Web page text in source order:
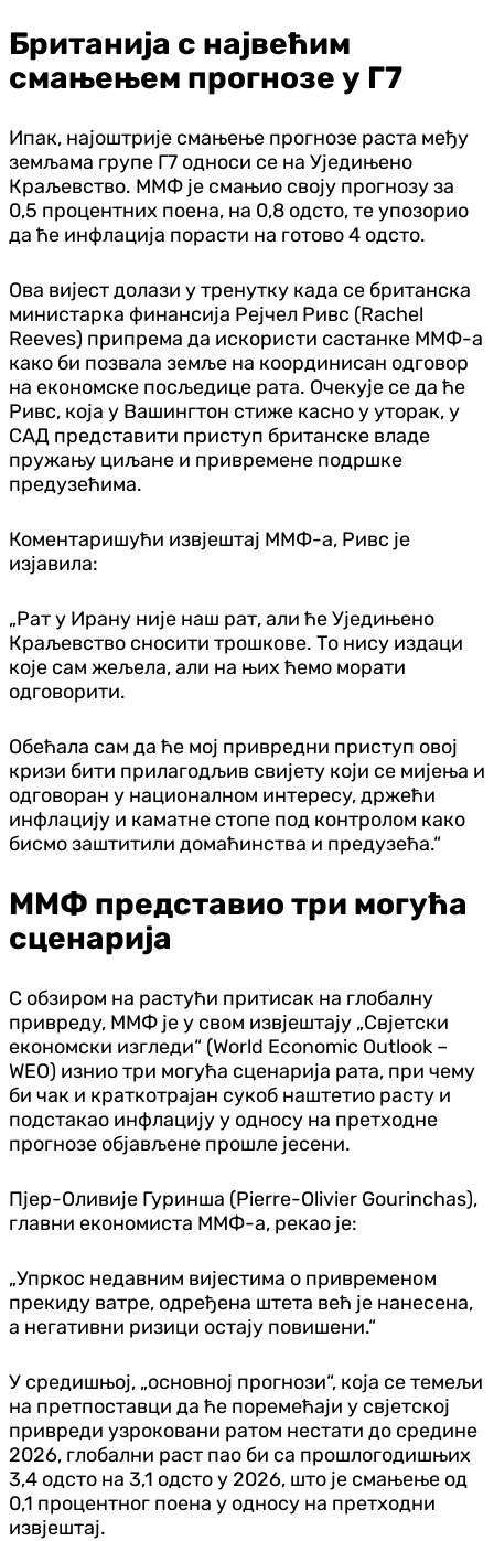
Британија с највећим
смањењем прогнозе у Г7
Ипак, најоштрије смањење прогнозе раста међу
земљама групе Г7 односи се на Уједињено
Краљевство. ММФ је смањио своју прогнозу за
0,5 процентних поена, на 0,8 одсто, те упозорио
да ће инфлација порасти на готово 4 одсто.
Ова вијест долази у тренутку када се британска
министарка финансија Рејчел Ривс (Rachel
Reeves) припрема да искористи састанке ММФ-а
како би позвала земље на координисан одговор
на економске посљедице рата. Очекује се да ће
Ривс, која у Вашингтон стиже касно у уторак, у
САД представити приступ британске владе
пружању циљане и привремене подршке
предузећима.
Коментаришући извјештај ММФ-а, Ривс је
изјавила:
„Рат у Ирану није наш рат, али ће Уједињено
Краљевство сносити трошкове. То нису издаци
које сам жељела, али на њих ћемо морати
одговорити.
Обећала сам да ће мој привредни приступ овој
кризи бити прилагодљив свијету који се мијења и
одговоран у националном интересу, држећи
инфлацију и каматне стопе под контролом како
бисмо заштитили домаћинства и предузећа.“
ММФ представио три могућа
сценарија
С обзиром на растући притисак на глобалну
привреду, ММФ је у свом извјештају „Свјетски
економски изгледи“ (World Economic Outlook –
WEO) изнио три могућа сценарија рата, при чему
би чак и краткотрајан сукоб наштетио расту и
подстакао инфлацију у односу на претходне
прогнозе објављене прошле јесени.
Пјер-Оливије Гуринша (Pierre-Olivier Gourinchas),
главни економиста ММФ-а, рекао је:
„Упркос недавним вијестима о привременом
прекиду ватре, одређена штета већ је нанесена,
а негативни ризици остају повишени.“
У средишњој, „основној прогнози“, која се темељи
на претпоставци да ће поремећаји у свјетској
привреди узроковани ратом нестати до средине
2026, глобални раст пао би са прошлогодишњих
3,4 одсто на 3,1 одсто у 2026, што је смањење од
0,1 процентног поена у односу на претходни
извјештај.